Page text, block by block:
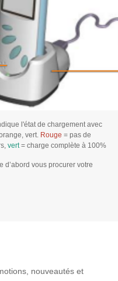
l'état de chargement avec
vert. Rouge = pas de
vert= charge complète à 100%
d’abord vous procurer votre
nouveautés et